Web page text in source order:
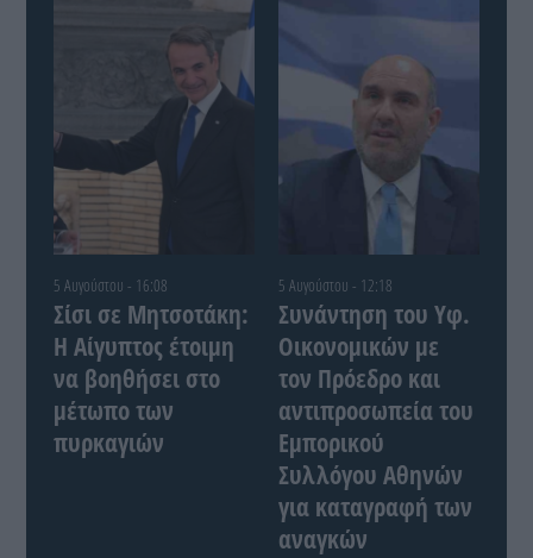
5 Αυγούστου - 16:08
Σίσι σε Μητσοτάκη:
Η Αίγυπτος έτοιμη
να βοηθήσει στο
μέτωπο των
πυρκαγιών
5 Αυγούστου - 12:18
Συνάντηση του Yφ.
Οικονομικών με
τον Πρόεδρο και
αντιπροσωπεία του
Εμπορικού
Συλλόγου Αθηνών
για καταγραφή των
αναγκών